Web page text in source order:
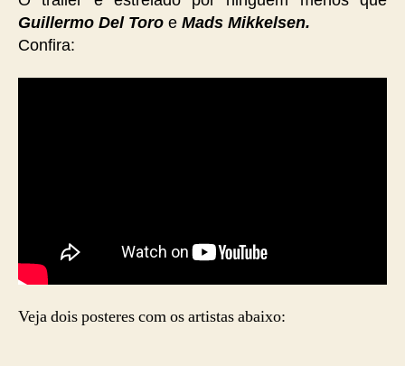
Guillermo Del Toro e Mads Mikkelsen.
Confira:
Veja dois posteres com os artistas abaixo: